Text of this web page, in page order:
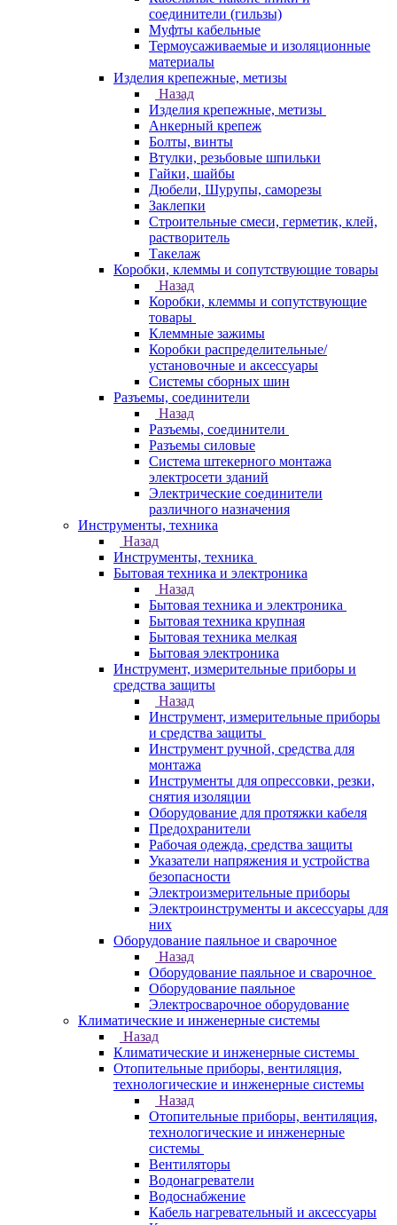
соединители (гильзы)
Муфты кабельные
Термоусаживаемые и изоляционные
материалы
Изделия крепежные, метизы
Назад
Изделия крепежные, метизы
Анкерный крепеж
Болты, винты
Втулки, резьбовые шпильки
Гайки, шайбы
Дюбели, Шурупы, саморезы
Заклепки
Строительные смеси, герметик, клей,
растворитель
Такелаж
Коробки, клеммы и сопутствующие товары
Назад
Коробки, клеммы и сопутствующие
товары
Клеммные зажимы
Коробки распределительные/
установочные и аксессуары
Системы сборных шин
Разъемы, соединители
Назад
Разъемы, соединители
Разъемы силовые
Система штекерного монтажа
электросети зданий
Электрические соединители
различного назначения
Инструменты, техника
Назад
Инструменты, техника
Бытовая техника и электроника
Назад
Бытовая техника и электроника
Бытовая техника крупная
Бытовая техника мелкая
Бытовая электроника
Инструмент, измерительные приборы и
средства защиты
Назад
Инструмент, измерительные приборы
и средства защиты
Инструмент ручной, средства для
монтажа
Инструменты для опрессовки, резки,
снятия изоляции
Оборудование для протяжки кабеля
Предохранители
Рабочая одежда, средства защиты
Указатели напряжения и устройства
безопасности
Электроизмерительные приборы
Электроинструменты и аксессуары для
них
Оборудование паяльное и сварочное
Назад
Оборудование паяльное и сварочное
Оборудование паяльное
Электросварочное оборудование
Климатические и инженерные системы
Назад
Климатические и инженерные системы
Отопительные приборы, вентиляция,
технологические и инженерные системы
Назад
Отопительные приборы, вентиляция,
технологические и инженерные
системы
Вентиляторы
Водонагреватели
Водоснабжение
Кабель нагревательный и аксессуары